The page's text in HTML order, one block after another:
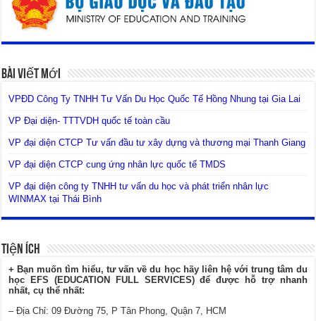
Bài Viết Mới
VPĐD Công Ty TNHH Tư Vấn Du Học Quốc Tế Hồng Nhung tại Gia Lai
VP Đại diện- TTTVDH quốc tế toàn cầu
VP đại diện CTCP Tư vấn đầu tư xây dựng và thương mại Thanh Giang
VP đại diện CTCP cung ứng nhân lực quốc tế TMDS
VP đại diện công ty TNHH tư vấn du học và phát triển nhân lực
WINMAX tại Thái Bình
Tiện Ích
+ Bạn muốn tìm hiểu, tư vấn về du học hãy liên hệ với trung tâm du
học EFS (EDUCATION FULL SERVICES) để được hỗ trợ nhanh
nhất, cụ thể nhất:
– Địa Chỉ: 09 Đường 75, P Tân Phong, Quận 7, HCM